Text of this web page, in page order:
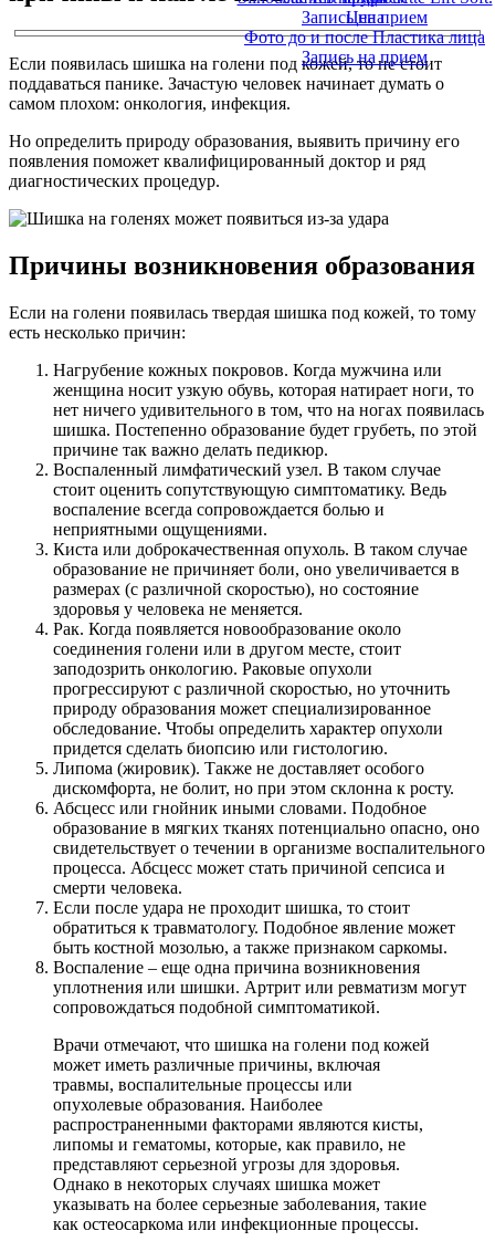
Цена
Фото до и после Пластика лица
Запись на прием
Запись на прием
Если появилась шишка на голени под кожей, то не стоит
поддаваться панике. Зачастую человек начинает думать о
самом плохом: онкология, инфекция.
Но определить природу образования, выявить причину его
появления поможет квалифицированный доктор и ряд
диагностических процедур.
Причины возникновения образования
Если на голени появилась твердая шишка под кожей, то тому
есть несколько причин:
Нагрубение кожных покровов. Когда мужчина или
женщина носит узкую обувь, которая натирает ноги, то
нет ничего удивительного в том, что на ногах появилась
шишка. Постепенно образование будет грубеть, по этой
причине так важно делать педикюр.
Воспаленный лимфатический узел. В таком случае
стоит оценить сопутствующую симптоматику. Ведь
воспаление всегда сопровождается болью и
неприятными ощущениями.
Киста или доброкачественная опухоль. В таком случае
образование не причиняет боли, оно увеличивается в
размерах (с различной скоростью), но состояние
здоровья у человека не меняется.
Рак. Когда появляется новообразование около
соединения голени или в другом месте, стоит
заподозрить онкологию. Раковые опухоли
прогрессируют с различной скоростью, но уточнить
природу образования может специализированное
обследование. Чтобы определить характер опухоли
придется сделать биопсию или гистологию.
Липома (жировик). Также не доставляет особого
дискомфорта, не болит, но при этом склонна к росту.
Абсцесс или гнойник иными словами. Подобное
образование в мягких тканях потенциально опасно, оно
свидетельствует о течении в организме воспалительного
процесса. Абсцесс может стать причиной сепсиса и
смерти человека.
Если после удара не проходит шишка, то стоит
обратиться к травматологу. Подобное явление может
быть костной мозолью, а также признаком саркомы.
Воспаление – еще одна причина возникновения
уплотнения или шишки. Артрит или ревматизм могут
сопровождаться подобной симптоматикой.
Врачи отмечают, что шишка на голени под кожей
может иметь различные причины, включая
травмы, воспалительные процессы или
опухолевые образования. Наиболее
распространенными факторами являются кисты,
липомы и гематомы, которые, как правило, не
представляют серьезной угрозы для здоровья.
Однако в некоторых случаях шишка может
указывать на более серьезные заболевания, такие
как остеосаркома или инфекционные процессы.